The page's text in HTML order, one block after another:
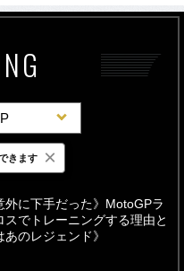
週間
外に下手だった》MotoGPラ
スでトレーニングする理由と
のレジェンド》
きます ×